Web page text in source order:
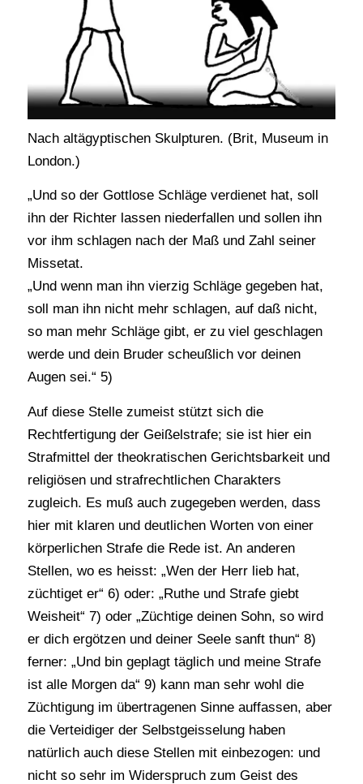
Nach altägyptischen Skulpturen. (Brit, Museum in
London.)
„Und so der Gottlose Schläge verdienet hat, soll
ihn der Richter lassen niederfallen und sollen ihn
vor ihm schlagen nach der Maß und Zahl seiner
Missetat.
„Und wenn man ihn vierzig Schläge gegeben hat,
soll man ihn nicht mehr schlagen, auf daß nicht,
so man mehr Schläge gibt, er zu viel geschlagen
werde und dein Bruder scheußlich vor deinen
Augen sei.“ 5)
Auf diese Stelle zumeist stützt sich die
Rechtfertigung der Geißelstrafe; sie ist hier ein
Strafmittel der theokratischen Gerichtsbarkeit und
religiösen und strafrechtlichen Charakters
zugleich. Es muß auch zugegeben werden, dass
hier mit klaren und deutlichen Worten von einer
körperlichen Strafe die Rede ist. An anderen
Stellen, wo es heisst: „Wen der Herr lieb hat,
züchtiget er“ 6) oder: „Ruthe und Strafe giebt
Weisheit“ 7) oder „Züchtige deinen Sohn, so wird
er dich ergötzen und deiner Seele sanft thun“ 8)
ferner: „Und bin geplagt täglich und meine Strafe
ist alle Morgen da“ 9) kann man sehr wohl die
Züchtigung im übertragenen Sinne auffassen, aber
die Verteidiger der Selbstgeisselung haben
natürlich auch diese Stellen mit einbezogen: und
nicht so sehr im Widerspruch zum Geist des